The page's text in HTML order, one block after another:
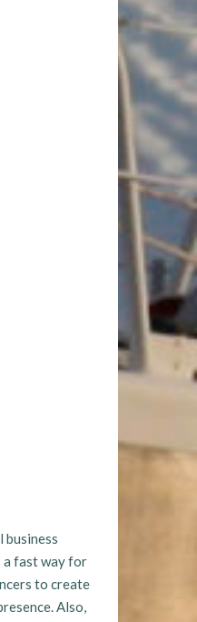
business
a fast way for
to create
Also,